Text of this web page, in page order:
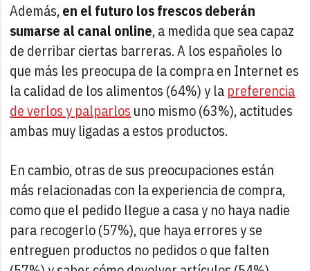
Además,en el futuro los frescos deberán
sumarse al canal online, a medida que sea capaz
de derribar ciertas barreras. A los españoles lo
que más les preocupa de la compra en Internet es
la calidad de los alimentos (64%) y la preferencia
de verlos y palparlos uno mismo (63%), actitudes
ambas muy ligadas a estos productos.
En cambio, otras de sus preocupaciones están
más relacionadas con la experiencia de compra,
como que el pedido llegue a casa y no haya nadie
para recogerlo (57%), que haya errores y se
entreguen productos no pedidos o que falten